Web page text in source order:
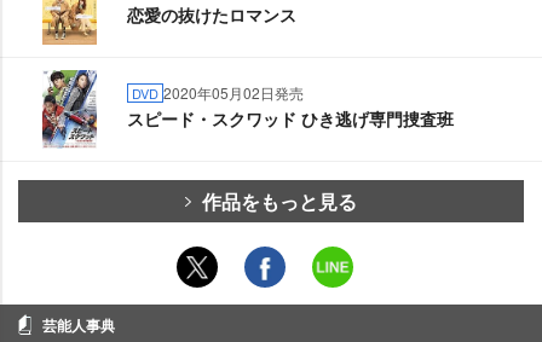
恋愛の抜けたロマンス
DVD 2020年05月02日発売
スピード・スクワッド ひき逃げ専門捜査班
作品をもっと見る
芸能人事典